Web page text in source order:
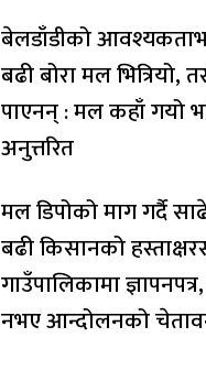
बेलडाँडीको
बढी बोरा मल भित्रियो,
पाएनन् : मल कहाँ गयो
अनुत्तरित
मल डिपोको माग गर्दै
बढी किसानको
गाउँपालिकामा
नभए आन्दोलनको